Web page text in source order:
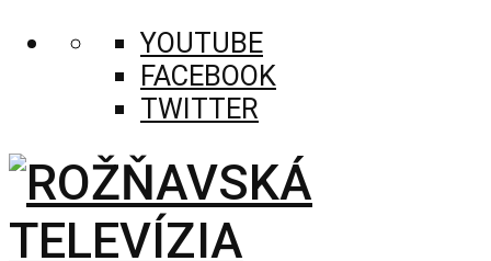
YOUTUBE
FACEBOOK
TWITTER